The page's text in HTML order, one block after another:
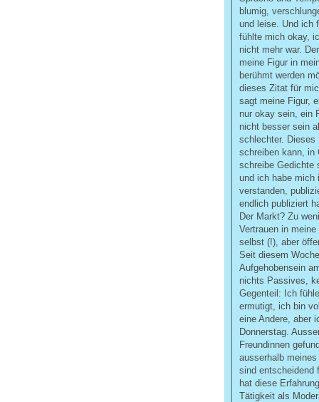
blumig,
und leise. Und ich
fühlte mich okay,
nicht mehr war.
meine Figur in
berühmt werden
dieses Zitat für
sagt meine Figur,
nur okay sein, ein
nicht besser sein
schlechter.
schreiben kann, in
schreibe Gedichte
und ich habe mich
verstanden,
endlich publiziert
Der Markt? Zu
Vertrauen in
selbst (!), aber
Seit diesem
Aufgehobensein
nichts Passives,
Gegenteil: Ich
ermutigt, ich bin
eine Andere, aber
Donnerstag.
Freundinnen
ausserhalb
sind entscheidend
hat diese
Tätigkeit als